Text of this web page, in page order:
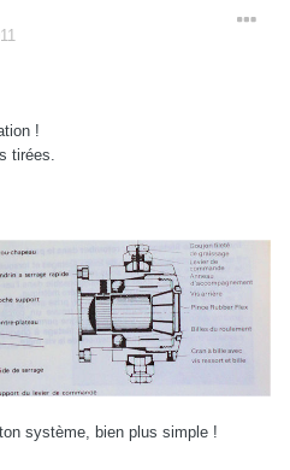
!
tirées.
système, bien plus simple !